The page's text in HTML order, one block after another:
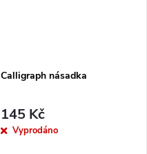
Calligraph násadka
145 Kč
Vyprodáno